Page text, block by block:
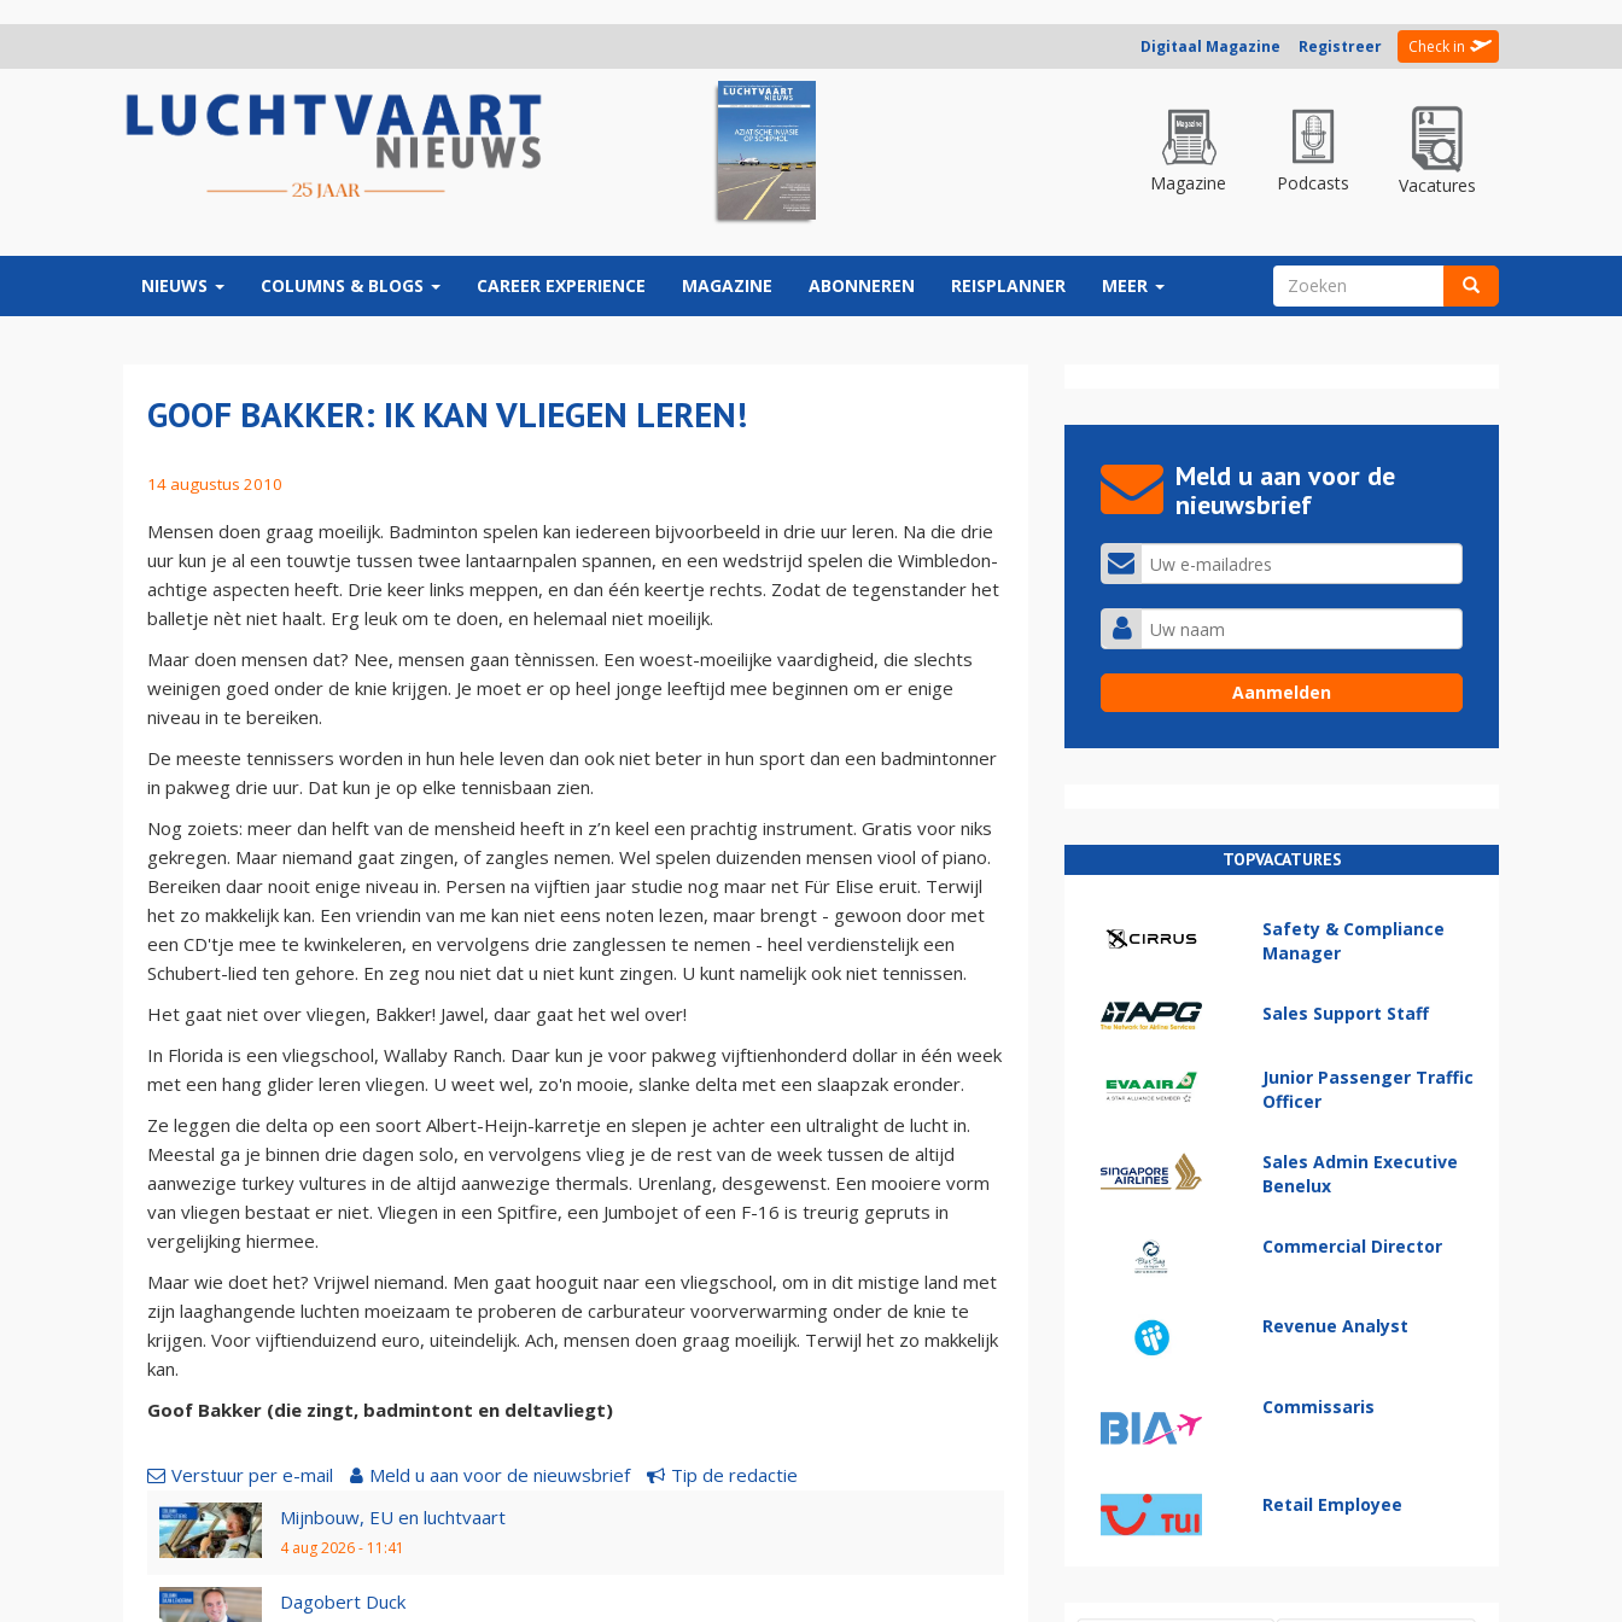
Digitaal Magazine Registreer Check in
Magazine Podcasts Vacatures
NIEUWS COLUMNS & BLOGS CAREER EXPERIENCE MAGAZINE ABONNEREN REISPLANNER MEER ZOEKVELD
GOOF BAKKER: IK KAN VLIEGEN LEREN!
14 augustus 2010
Mensen doen graag moeilijk. Badminton spelen kan iedereen bijvoorbeeld in drie uur leren. Na die drie
uur kun je al een touwtje tussen twee lantaarnpalen spannen, en een wedstrijd spelen die Wimbledon-
achtige aspecten heeft. Drie keer links meppen, en dan één keertje rechts. Zodat de tegenstander het
balletje nèt niet haalt. Erg leuk om te doen, en helemaal niet moeilijk.
Maar doen mensen dat? Nee, mensen gaan tènnissen. Een woest-moeilijke vaardigheid, die slechts
weinigen goed onder de knie krijgen. Je moet er op heel jonge leeftijd mee beginnen om er enige
niveau in te bereiken.
De meeste tennissers worden in hun hele leven dan ook niet beter in hun sport dan een badmintonner
in pakweg drie uur. Dat kun je op elke tennisbaan zien.
Nog zoiets: meer dan helft van de mensheid heeft in z’n keel een prachtig instrument. Gratis voor niks
gekregen. Maar niemand gaat zingen, of zangles nemen. Wel spelen duizenden mensen viool of piano.
Bereiken daar nooit enige niveau in. Persen na vijftien jaar studie nog maar net Für Elise eruit. Terwijl
het zo makkelijk kan. Een vriendin van me kan niet eens noten lezen, maar brengt - gewoon door met
een CD'tje mee te kwinkeleren, en vervolgens drie zanglessen te nemen - heel verdienstelijk een
Schubert-lied ten gehore. En zeg nou niet dat u niet kunt zingen. U kunt namelijk ook niet tennissen.
Het gaat niet over vliegen, Bakker! Jawel, daar gaat het wel over!
In Florida is een vliegschool, Wallaby Ranch. Daar kun je voor pakweg vijftienhonderd dollar in één week
met een hang glider leren vliegen. U weet wel, zo'n mooie, slanke delta met een slaapzak eronder.
Ze leggen die delta op een soort Albert-Heijn-karretje en slepen je achter een ultralight de lucht in.
Meestal ga je binnen drie dagen solo, en vervolgens vlieg je de rest van de week tussen de altijd
aanwezige turkey vultures in de altijd aanwezige thermals. Urenlang, desgewenst. Een mooiere vorm
van vliegen bestaat er niet. Vliegen in een Spitfire, een Jumbojet of een F-16 is treurig gepruts in
vergelijking hiermee.
Maar wie doet het? Vrijwel niemand. Men gaat hooguit naar een vliegschool, om in dit mistige land met
zijn laaghangende luchten moeizaam te proberen de carburateur voorverwarming onder de knie te
krijgen. Voor vijftienduizend euro, uiteindelijk. Ach, mensen doen graag moeilijk. Terwijl het zo makkelijk
kan.
Goof Bakker (die zingt, badmintont en deltavliegt)
Verstuur per e-mail Meld u aan voor de nieuwsbrief
Tip de redactie
Mijnbouw, EU en luchtvaart
4 aug 2026 - 11:41
Dagobert Duck
Meld u aan voor de
nieuwsbrief
TOPVACATURES
Safety & Compliance
Manager
Sales Support Staff
Junior Passenger Traffic
Officer
Sales Admin Executive
Benelux
Commercial Director
Revenue Analyst
Commissaris
Retail Employee